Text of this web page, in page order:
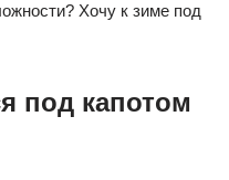
Хочу к зиме под
под капотом